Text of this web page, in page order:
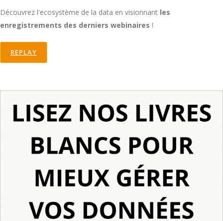
Découvrez l'ecosystème de la data en visionnant les
enregistrements des derniers webinaires !
REPLAY